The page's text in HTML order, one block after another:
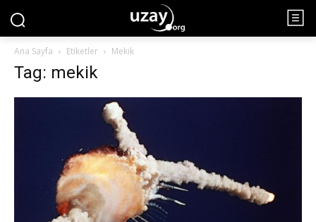
Ana Sayfa Etiketler Mekik
Tag: mekik